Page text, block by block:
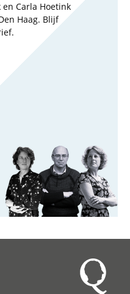
en Carla Hoetink
Haag. Blijf